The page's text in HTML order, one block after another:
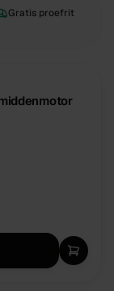
Gratis proefrit